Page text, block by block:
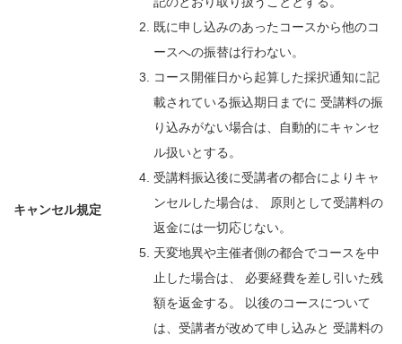
キャンセル規定
既に申し込みのあったコースから他のコ
ースへの振替は行わない。
コース開催日から起算した採択通知に記
載されている振込期日までに 受講料の振
り込みがない場合は、自動的にキャンセ
ル扱いとする。
受講料振込後に受講者の都合によりキャ
ンセルした場合は、 原則として受講料の
返金には一切応じない。
天変地異や主催者側の都合でコースを中
止した場合は、 必要経費を差し引いた残
額を返金する。 以後のコースについて
は、受講者が改めて申し込みと 受講料の